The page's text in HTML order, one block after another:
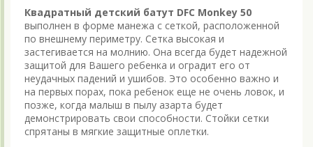
Квадратный детский батут DFC Monkey 50
выполнен в форме манежа с сеткой, расположенной
по внешнему периметру. Сетка высокая и
застегивается на молнию. Она всегда будет надежной
защитой для Вашего ребенка и оградит его от
неудачных падений и ушибов. Это особенно важно и
на первых порах, пока ребенок еще не очень ловок, и
позже, когда малыш в пылу азарта будет
демонстрировать свои способности. Стойки сетки
спрятаны в мягкие защитные оплетки.